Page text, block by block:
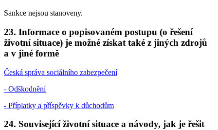
Sankce nejsou stanoveny.
23. Informace o popisovaném postupu (o řešení
životní situace) je možné získat také z jiných zdrojů
a v jiné formě
Česká správa sociálního zabezpečení
- Odškodnění
- Příplatky a příspěvky k důchodům
24. Související životní situace a návody, jak je řešit